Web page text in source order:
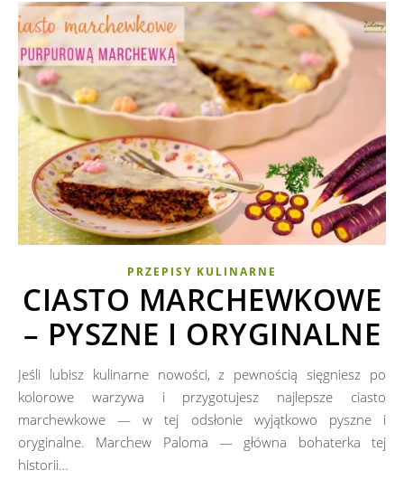
PRZEPISY KULINARNE
CIASTO MARCHEWKOWE
– PYSZNE I ORYGINALNE
Jeśli lubisz kulinarne nowości, z pewnością sięgniesz po
kolorowe warzywa i przygotujesz najlepsze ciasto
marchewkowe — w tej odsłonie wyjątkowo pyszne i
oryginalne. Marchew Paloma — główna bohaterka tej
historii…